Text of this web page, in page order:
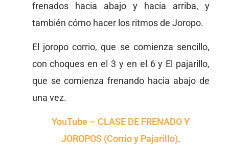
frenados hacia abajo y hacia arriba, y
también cómo hacer los ritmos de Joropo.
El joropo corrio, que se comienza sencillo,
con choques en el 3 y en el 6 y El pajarillo,
que se comienza frenando hacia abajo de
una vez.
YouTube – CLASE DE FRENADO Y
JOROPOS (Corrio y Pajarillo).